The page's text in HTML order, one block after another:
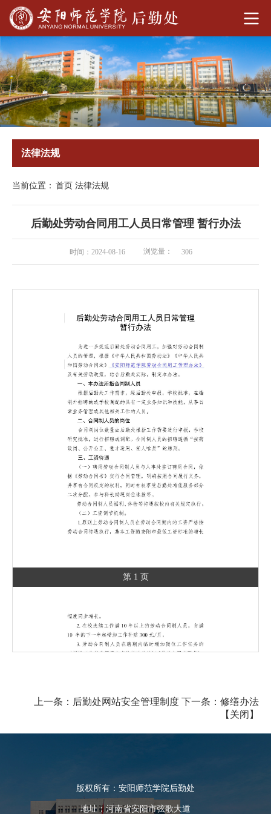
法律法规
当前位置： 首页 法律法规
后勤处劳动合同用工人员日常管理 暂行办法
时间：2024-08-16 浏览量： 306
第 1 页
上一条： 后勤处网站安全管理制度 下一条： 修缮办法
【 关闭 】
版权所有：安阳师范学院后勤处
地址：河南省安阳市弦歌大道